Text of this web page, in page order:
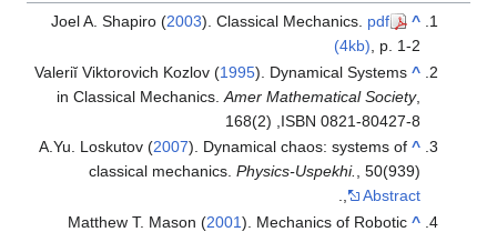
^
Joel A. Shapiro (2003). Classical Mechanics. pdf
(4kb), p. 1-2
^
Valeriĭ Viktorovich Kozlov (1995). Dynamical Systems
in Classical Mechanics.Amer Mathematical Society,
168(2) ,ISBN 0821-80427-8
^
A.Yu. Loskutov (2007). Dynamical chaos: systems of
classical mechanics.Physics-Uspekhi.
, 50(939)
Abstract
^
Matthew T. Mason (2001). Mechanics of Robotic